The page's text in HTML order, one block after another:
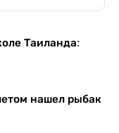
Таиланда:
нашел рыбак